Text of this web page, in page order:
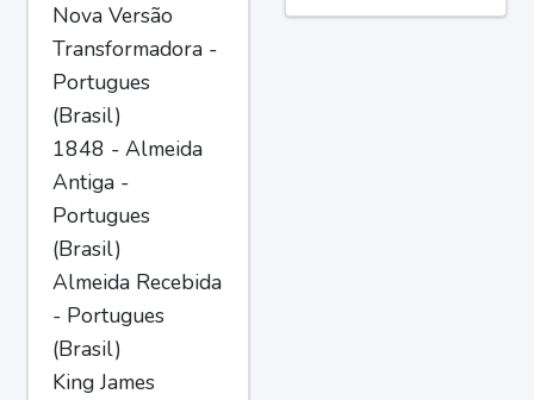
Nova Versão
Transformadora -
Portugues
(Brasil)
1848 - Almeida
Antiga -
Portugues
(Brasil)
Almeida Recebida
- Portugues
(Brasil)
King James